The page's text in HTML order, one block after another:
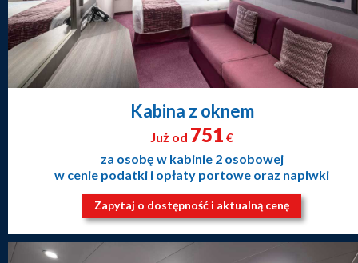
Kabina z oknem
Już od 751 €
za osobę w kabinie 2 osobowej
w cenie podatki i opłaty portowe oraz napiwki
Zapytaj o dostępność i aktualną cenę